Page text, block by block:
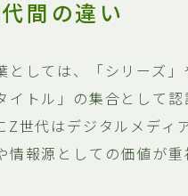
間の違い
としては、「シリーズ
イトル」の集合として
Z世代はデジタルメディ
情報源としての価値が重